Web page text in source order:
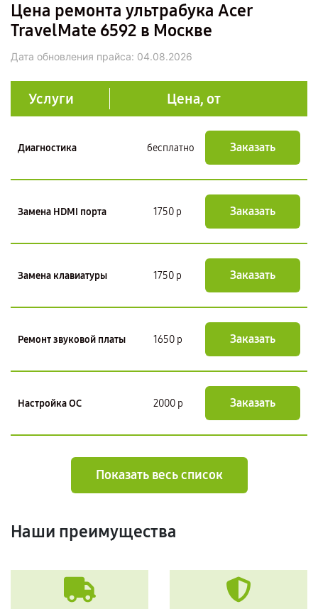
Цена ремонта ультрабука Acer
TravelMate 6592 в Москве
Дата обновления прайса: 04.08.2026
Услуги Цена, от
Диагностика бесплатно Заказать
Замена HDMI порта 1750 р Заказать
Замена клавиатуры 1750 р Заказать
Ремонт звуковой платы 1650 р Заказать
Настройка ОС 2000 р Заказать
Показать весь список
Наши преимущества